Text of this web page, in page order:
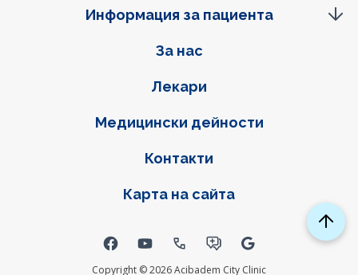
Фуутер навигация
За нас
Лекари
Медицински дейности
Контакти
Карта на сайта
Информация за пациента
Copyright © 2026 Acibadem City Clinic
Social links